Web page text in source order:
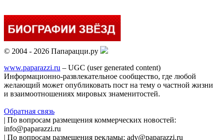
© 2004 - 2026 Папарацци.ру
www.paparazzi.ru – UGC (user generated content)
Информационно-развлекательное сообщество, где любой
желающий может опубликовать пост на тему о частной жизни
и взаимоотношениях мировых знаменитостей.
Обратная связь
| По вопросам размещения коммерческих новостей:
info@paparazzi.ru
| По вопросам размещения рекламы: adv@paparazzi.ru